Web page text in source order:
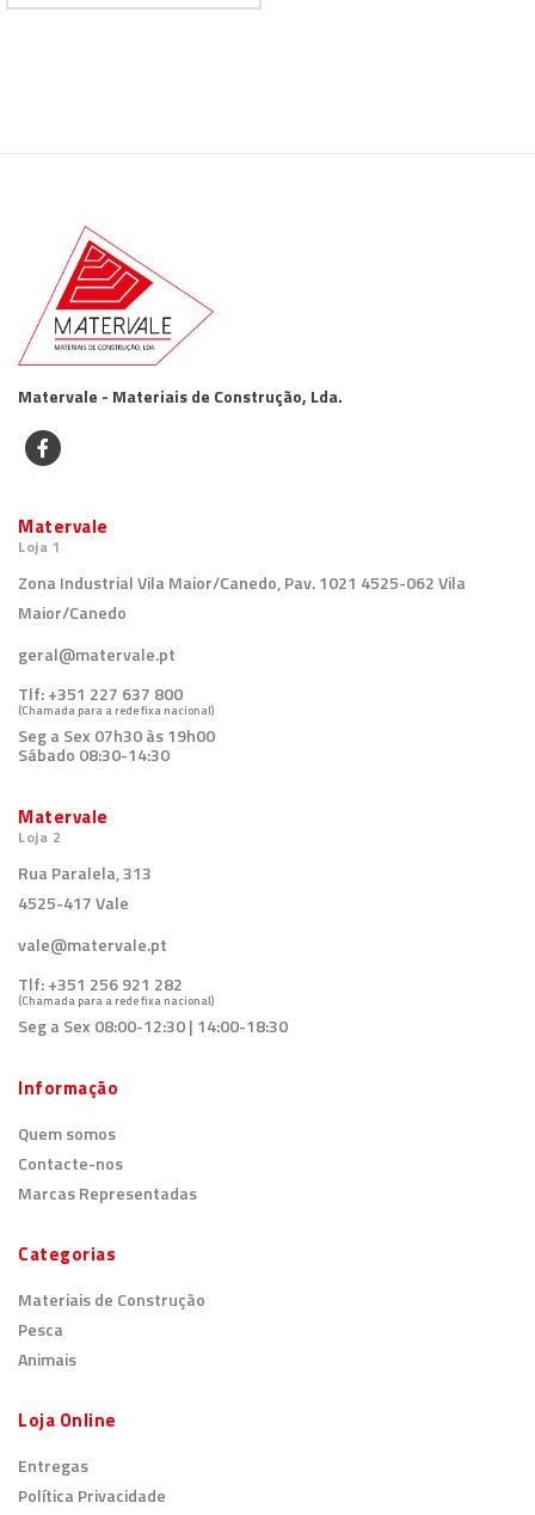
Matervale - Materiais de Construção, Lda.
Matervale
Loja 1
Zona Industrial Vila Maior/Canedo, Pav. 1021 4525-062 Vila
Maior/Canedo
geral@matervale.pt
Tlf:+351 227 637 800
(Chamada para a rede fixa nacional)
Seg a Sex 07h30 às 19h00
Sábado 08:30-14:30
Matervale
Loja 2
Rua Paralela, 313
4525-417 Vale
vale@matervale.pt
Tlf:+351 256 921 282
(Chamada para a rede fixa nacional)
Seg a Sex 08:00-12:30 | 14:00-18:30
Informação
Quem somos
Contacte-nos
Marcas Representadas
Categorias
Materiais de Construção
Pesca
Animais
Loja Online
Entregas
Política Privacidade